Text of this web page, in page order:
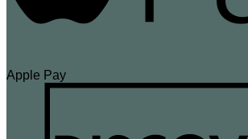
Apple Pay